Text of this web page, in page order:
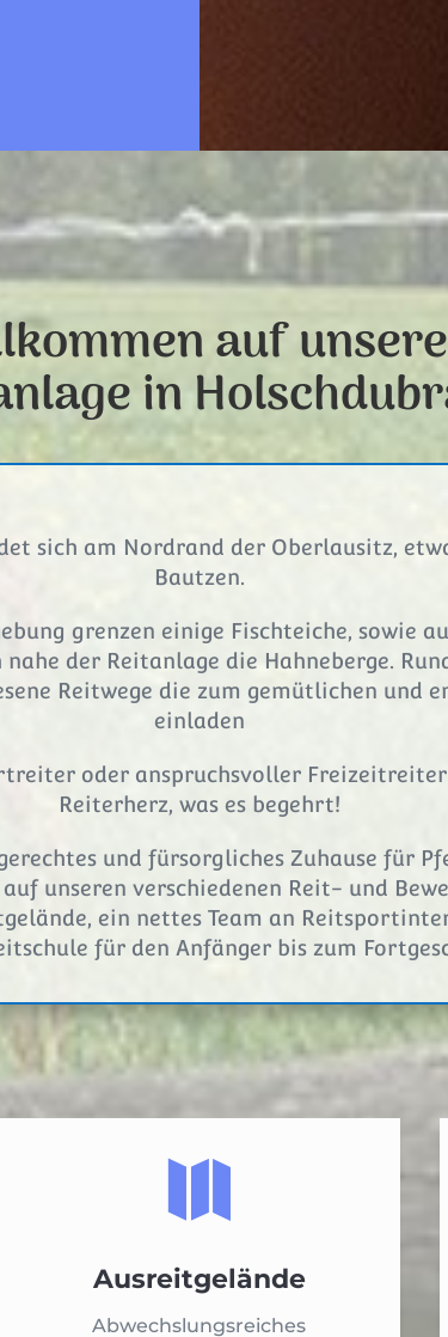
auf
in
sich am Nordrand der Oberlausitz,
Bautzen.
grenzen einige Fischteiche, sowie
der Reitanlage die Hahneberge.
Reitwege die zum gemütlichen und
einladen
oder anspruchsvoller
Reiterherz, was es begehrt!
und fürsorgliches Zuhause für
unseren verschiedenen Reit- und
ein nettes Team an
für den Anfänger bis zum

Ausreitgelände
Abwechslungsreiches